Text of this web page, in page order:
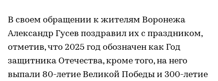
В своем обращении к жителям Воронежа
Александр Гусев поздравил их с праздником,
отметив, что 2025 год обозначен как Год
защитника Отечества, кроме того, на него
выпали 80-летие Великой Победы и 300-летие